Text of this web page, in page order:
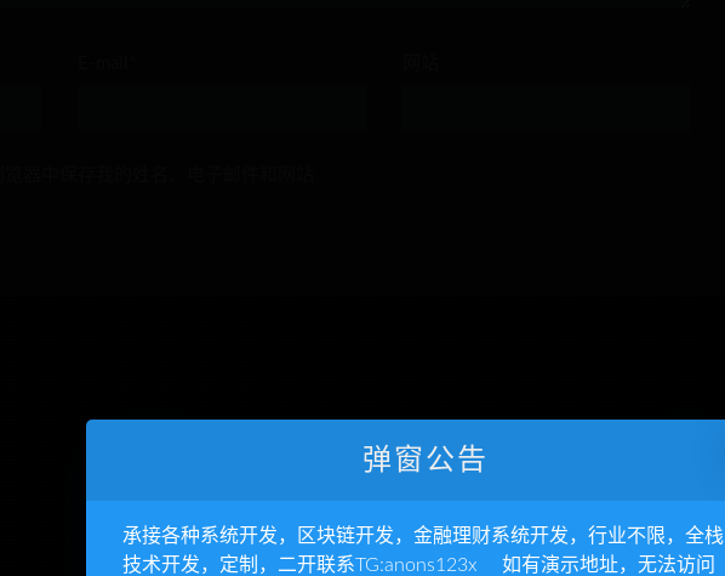
弹窗公告
承接各种系统开发，区块链开发，金融理财系统开发，行业不限，全栈
技术开发，定制，二开联系TG:anons123x 如有演示地址，无法访问